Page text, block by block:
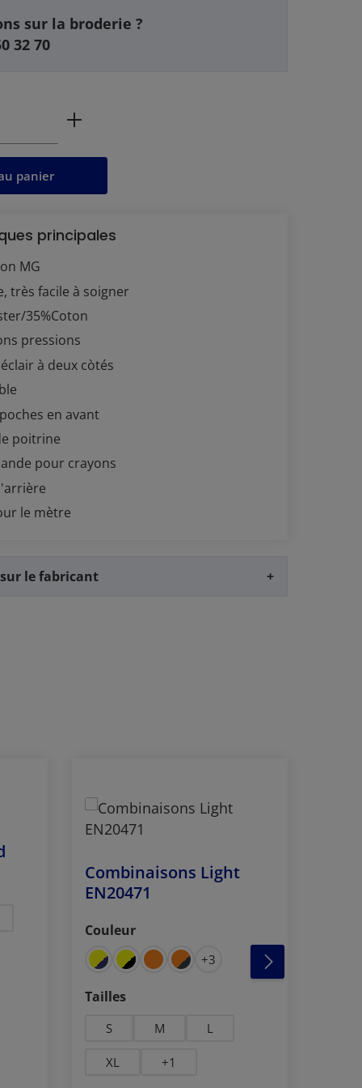
sur la broderie ?
32 70
produit : Entrez la quantité
panier
principales
MG
très facile à soigner
35%Coton
pressions
à deux còtés
en avant
poitrine
pour crayons
le mètre
le fabricant +
Combinaisons Light
EN20471
Sélectionnez
Couleur
+3
Sélectionnez
Tailles
S M L
XL +1